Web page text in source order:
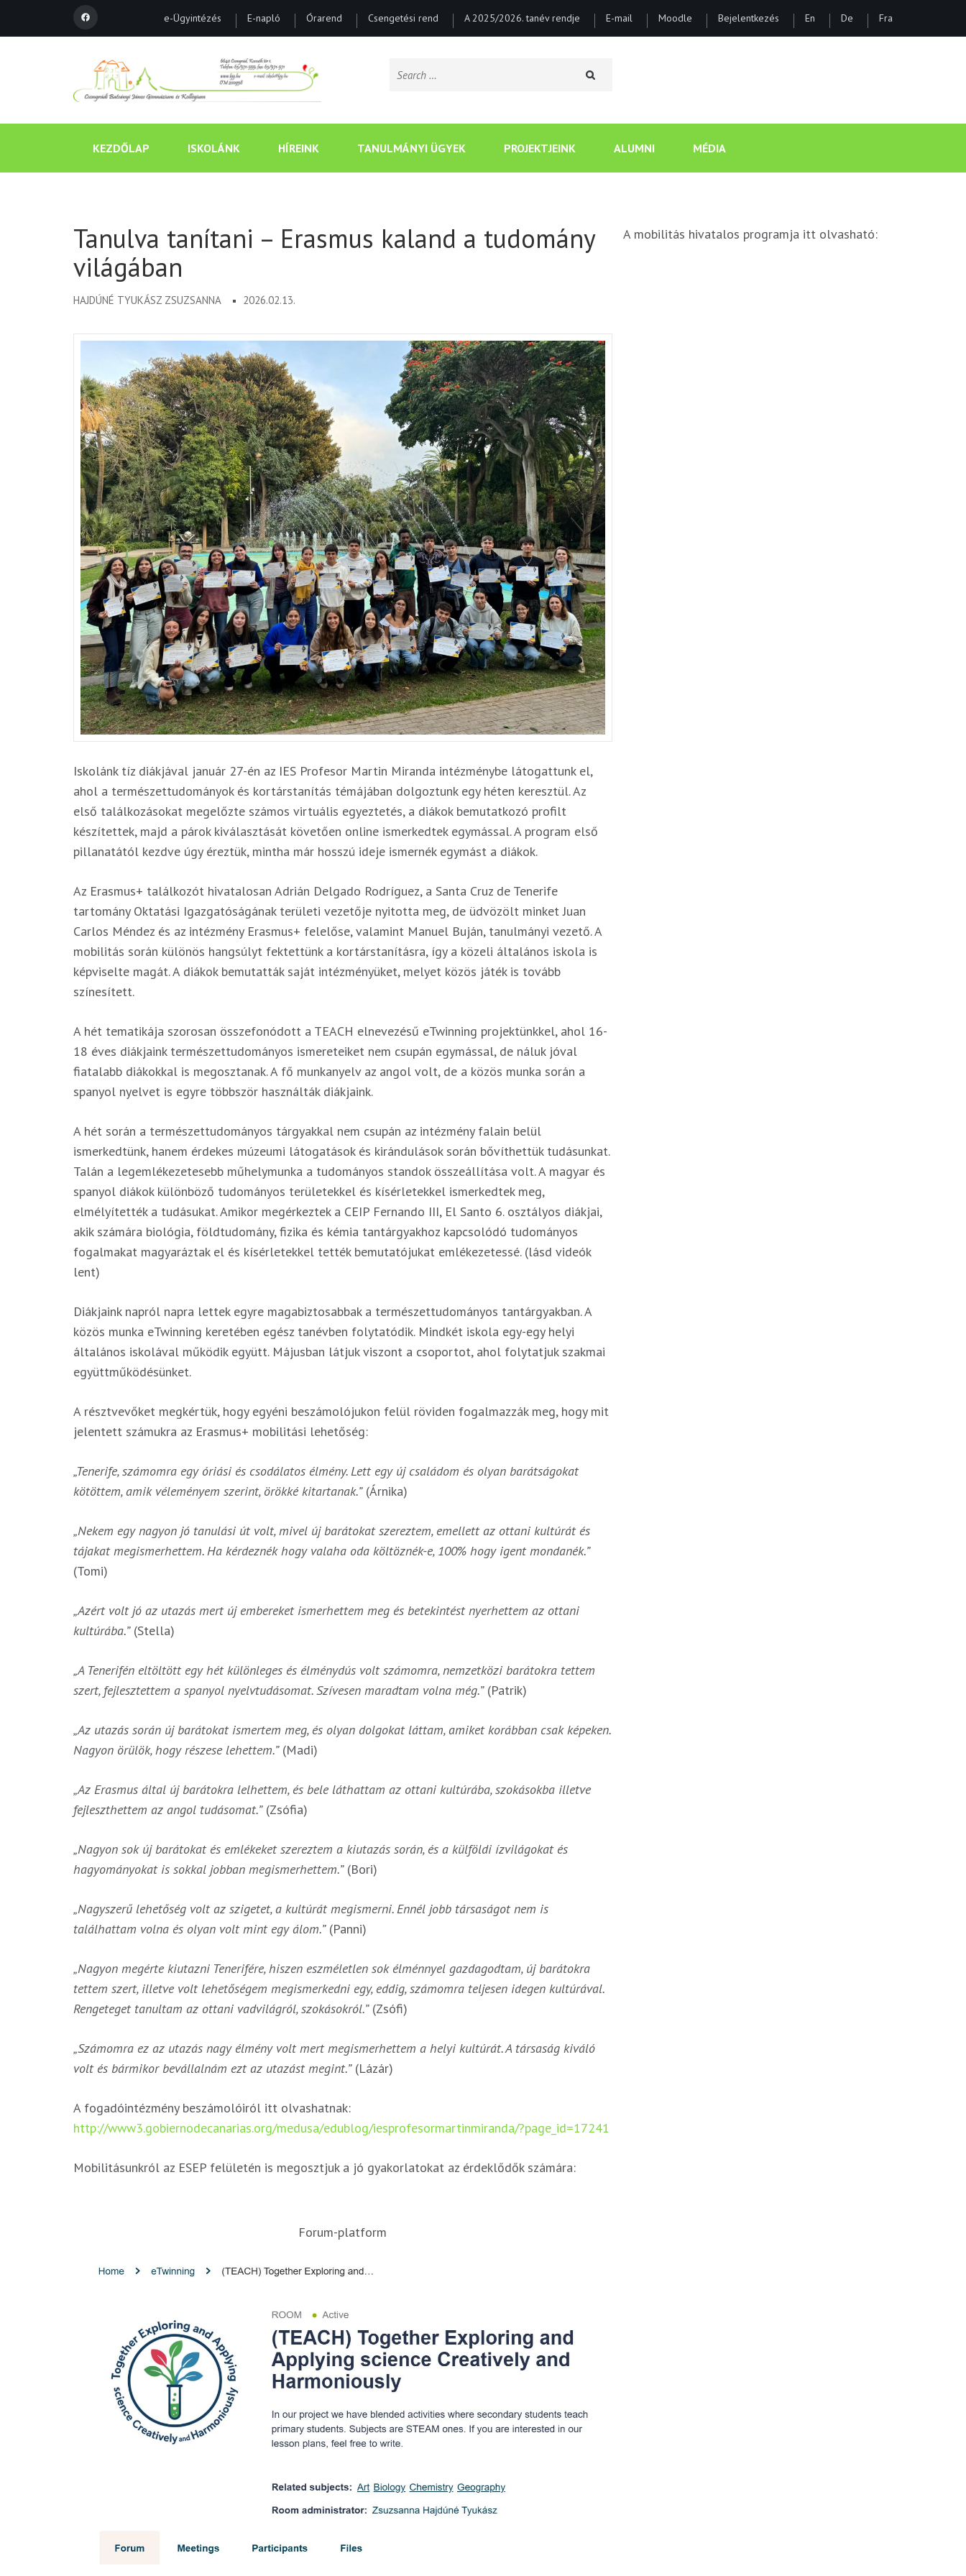
e-Ügyintézés E-napló Órarend Csengetési rend A 2025/2026. tanév rendje E-mail Moodle Bejelentkezés En De Fra
Search
KEZDŐLAP ISKOLÁNK HÍREINK TANULMÁNYI ÜGYEK PROJEKTJEINK ALUMNI MÉDIA
Tanulva tanítani – Erasmus kaland a tudomány
világában
HAJDÚNÉ TYUKÁSZ ZSUZSANNA 2026.02.13.
Iskolánk tíz diákjával január 27-én az IES Profesor Martin Miranda intézménybe látogattunk el,
ahol a természettudományok és kortárstanítás témájában dolgoztunk egy héten keresztül. Az
első találkozásokat megelőzte számos virtuális egyeztetés, a diákok bemutatkozó profilt
készítettek, majd a párok kiválasztását követően online ismerkedtek egymással. A program első
pillanatától kezdve úgy éreztük, mintha már hosszú ideje ismernék egymást a diákok.
Az Erasmus+ találkozót hivatalosan Adrián Delgado Rodríguez, a Santa Cruz de Tenerife
tartomány Oktatási Igazgatóságának területi vezetője nyitotta meg, de üdvözölt minket Juan
Carlos Méndez és az intézmény Erasmus+ felelőse, valamint Manuel Buján, tanulmányi vezető. A
mobilitás során különös hangsúlyt fektettünk a kortárstanításra, így a közeli általános iskola is
képviselte magát. A diákok bemutatták saját intézményüket, melyet közös játék is tovább
színesített.
A hét tematikája szorosan összefonódott a TEACH elnevezésű eTwinning projektünkkel, ahol 16-
18 éves diákjaink természettudományos ismereteiket nem csupán egymással, de náluk jóval
fiatalabb diákokkal is megosztanak. A fő munkanyelv az angol volt, de a közös munka során a
spanyol nyelvet is egyre többször használták diákjaink.
A hét során a természettudományos tárgyakkal nem csupán az intézmény falain belül
ismerkedtünk, hanem érdekes múzeumi látogatások és kirándulások során bővíthettük tudásunkat.
Talán a legemlékezetesebb műhelymunka a tudományos standok összeállítása volt. A magyar és
spanyol diákok különböző tudományos területekkel és kísérletekkel ismerkedtek meg,
elmélyítették a tudásukat. Amikor megérkeztek a CEIP Fernando III, El Santo 6. osztályos diákjai,
akik számára biológia, földtudomány, fizika és kémia tantárgyakhoz kapcsolódó tudományos
fogalmakat magyaráztak el és kísérletekkel tették bemutatójukat emlékezetessé. (lásd videók
lent)
Diákjaink napról napra lettek egyre magabiztosabbak a természettudományos tantárgyakban. A
közös munka eTwinning keretében egész tanévben folytatódik. Mindkét iskola egy-egy helyi
általános iskolával működik együtt. Májusban látjuk viszont a csoportot, ahol folytatjuk szakmai
együttműködésünket.
A résztvevőket megkértük, hogy egyéni beszámolójukon felül röviden fogalmazzák meg, hogy mit
jelentett számukra az Erasmus+ mobilitási lehetőség:
„Tenerife, számomra egy óriási és csodálatos élmény. Lett egy új családom és olyan barátságokat
kötöttem, amik véleményem szerint, örökké kitartanak.”(Árnika)
„Nekem egy nagyon jó tanulási út volt, mivel új barátokat szereztem, emellett az ottani kultúrát és
tájakat megismerhettem. Ha kérdeznék hogy valaha oda költöznék-e, 100% hogy igent mondanék.”
(Tomi)
„Azért volt jó az utazás mert új embereket ismerhettem meg és betekintést nyerhettem az ottani
kultúrába.”(Stella)
„A Tenerifén eltöltött egy hét különleges és élménydús volt számomra, nemzetközi barátokra tettem
szert, fejlesztettem a spanyol nyelvtudásomat. Szívesen maradtam volna még.”(Patrik)
„Az utazás során új barátokat ismertem meg, és olyan dolgokat láttam, amiket korábban csak képeken.
Nagyon örülök, hogy részese lehettem.”(Madi)
„Az Erasmus által új barátokra lelhettem, és bele láthattam az ottani kultúrába, szokásokba illetve
fejleszthettem az angol tudásomat.”(Zsófia)
„Nagyon sok új barátokat és emlékeket szereztem a kiutazás során, és a külföldi ízvilágokat és
hagyományokat is sokkal jobban megismerhettem.”(Bori)
„Nagyszerű lehetőség volt az szigetet, a kultúrát megismerni. Ennél jobb társaságot nem is
találhattam volna és olyan volt mint egy álom.”(Panni)
„Nagyon megérte kiutazni Tenerifére, hiszen eszméletlen sok élménnyel gazdagodtam, új barátokra
tettem szert, illetve volt lehetőségem megismerkedni egy, eddig, számomra teljesen idegen kultúrával.
Rengeteget tanultam az ottani vadvilágról, szokásokról.”(Zsófi)
„Számomra ez az utazás nagy élmény volt mert megismerhettem a helyi kultúrát. A társaság kiváló
volt és bármikor bevállalnám ezt az utazást megint.”(Lázár)
A fogadóintézmény beszámolóiról itt olvashatnak:
http://www3.gobiernodecanarias.org/medusa/edublog/iesprofesormartinmiranda/?page_id=17241
Mobilitásunkról az ESEP felületén is megosztjuk a jó gyakorlatokat az érdeklődők számára:
Forum-platform
A mobilitás hivatalos programja itt olvasható: